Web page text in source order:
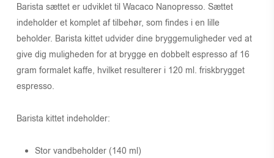
Barista sættet er udviklet til Wacaco Nanopresso. Sættet
indeholder et komplet af tilbehør, som findes i en lille
beholder. Barista kittet udvider dine bryggemuligheder ved at
give dig muligheden for at brygge en dobbelt espresso af 16
gram formalet kaffe, hvilket resulterer i 120 ml. friskbrygget
espresso.
Barista kittet indeholder:
Stor vandbeholder (140 ml)